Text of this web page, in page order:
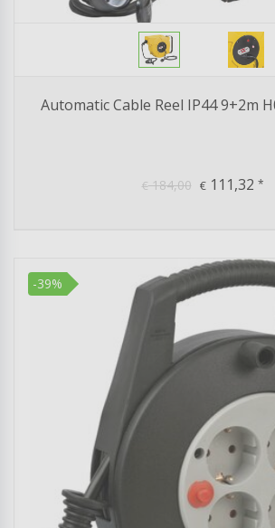
Automatic Cable Reel IP44 9+2m
€184,00 €111,32 *
-39%